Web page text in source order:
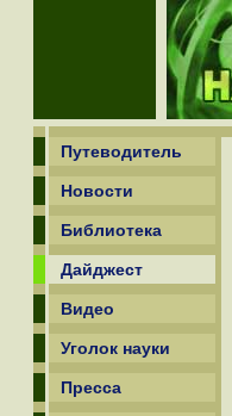
Путеводитель
Новости
Библиотека
Дайджест
Видео
Уголок науки
Пресса